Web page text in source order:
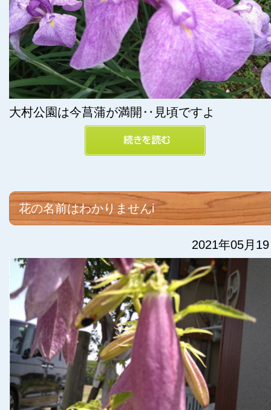
大村公園は今菖蒲が満開‥見頃ですよ
花の名前はわかりませんi
2021年05月